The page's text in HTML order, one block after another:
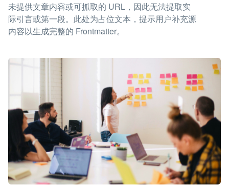
未提供文章内容或可抓取的 URL，因此无法提取实
际引言或第一段。此处为占位文本，提示用户补充源
内容以生成完整的 Frontmatter。